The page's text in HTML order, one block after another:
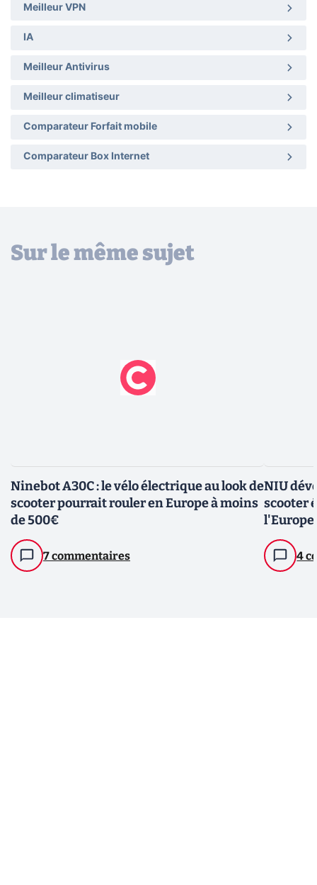
Meilleur VPN
IA
Meilleur Antivirus
Meilleur climatiseur
Comparateur Forfait mobile
Comparateur Box Internet
Sur le même sujet
Ninebot A30C : le vélo électrique au look de
scooter pourrait rouler en Europe à moins
de 500€
7 commentaires
NIU
scooter
l'Europe
4